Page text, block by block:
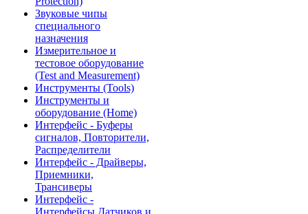
Звуковые чипы
специального
назначения
Измерительное и
тестовое оборудование
(Test and Measurement)
Инструменты (Tools)
Инструменты и
оборудование (Home)
Интерфейс - Буферы
сигналов, Повторители,
Распределители
Интерфейс - Драйверы,
Приемники,
Трансиверы
Интерфейс -
Интерфейсы Датчиков и